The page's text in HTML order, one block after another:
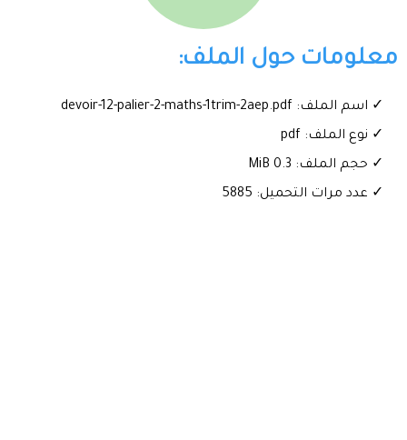
معلومات حول الملف:
✓ اسم الملف: devoir-12-palier-2-maths-1trim-2aep.pdf
✓ نوع الملف: pdf
✓ حجم الملف: 0.3 MiB
✓ عدد مرات التحميل: 5885